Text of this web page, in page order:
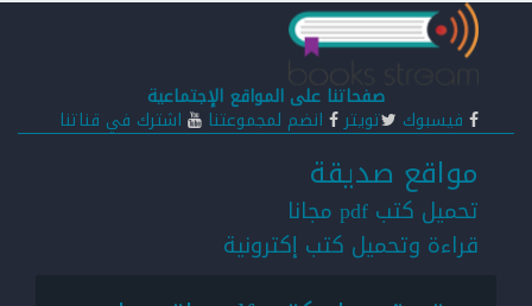
صفحاتنا على المواقع الإجتماعية
فيسبوك تويتر انضم لمجموعتنا اشترك في قناتنا
مواقع صديقة
تحميل كتب pdf مجانا
قراءة وتحميل كتب إكترونية